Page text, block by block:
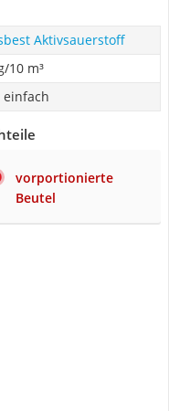
Aktivsauerstoff
10 m³
einfach
vorportionierte
Beutel